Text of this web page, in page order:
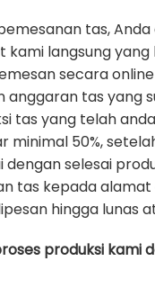
tas,
kami langsung yang
secara
anggaran tas yang
tas yang telah
minimal 50%,
dengan selesai
tas kepada
hingga lunas
produksi kami